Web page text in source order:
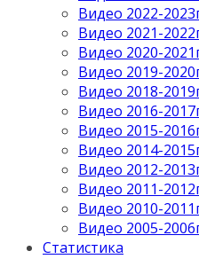
Видео 2022-
Видео 2021-
Видео 2020-
Видео 2019-
Видео 2018-
Видео 2016-
Видео 2015-
Видео 2014-
Видео 2012-
Видео 2011-
Видео 2010-
Видео 2005-
Статистика